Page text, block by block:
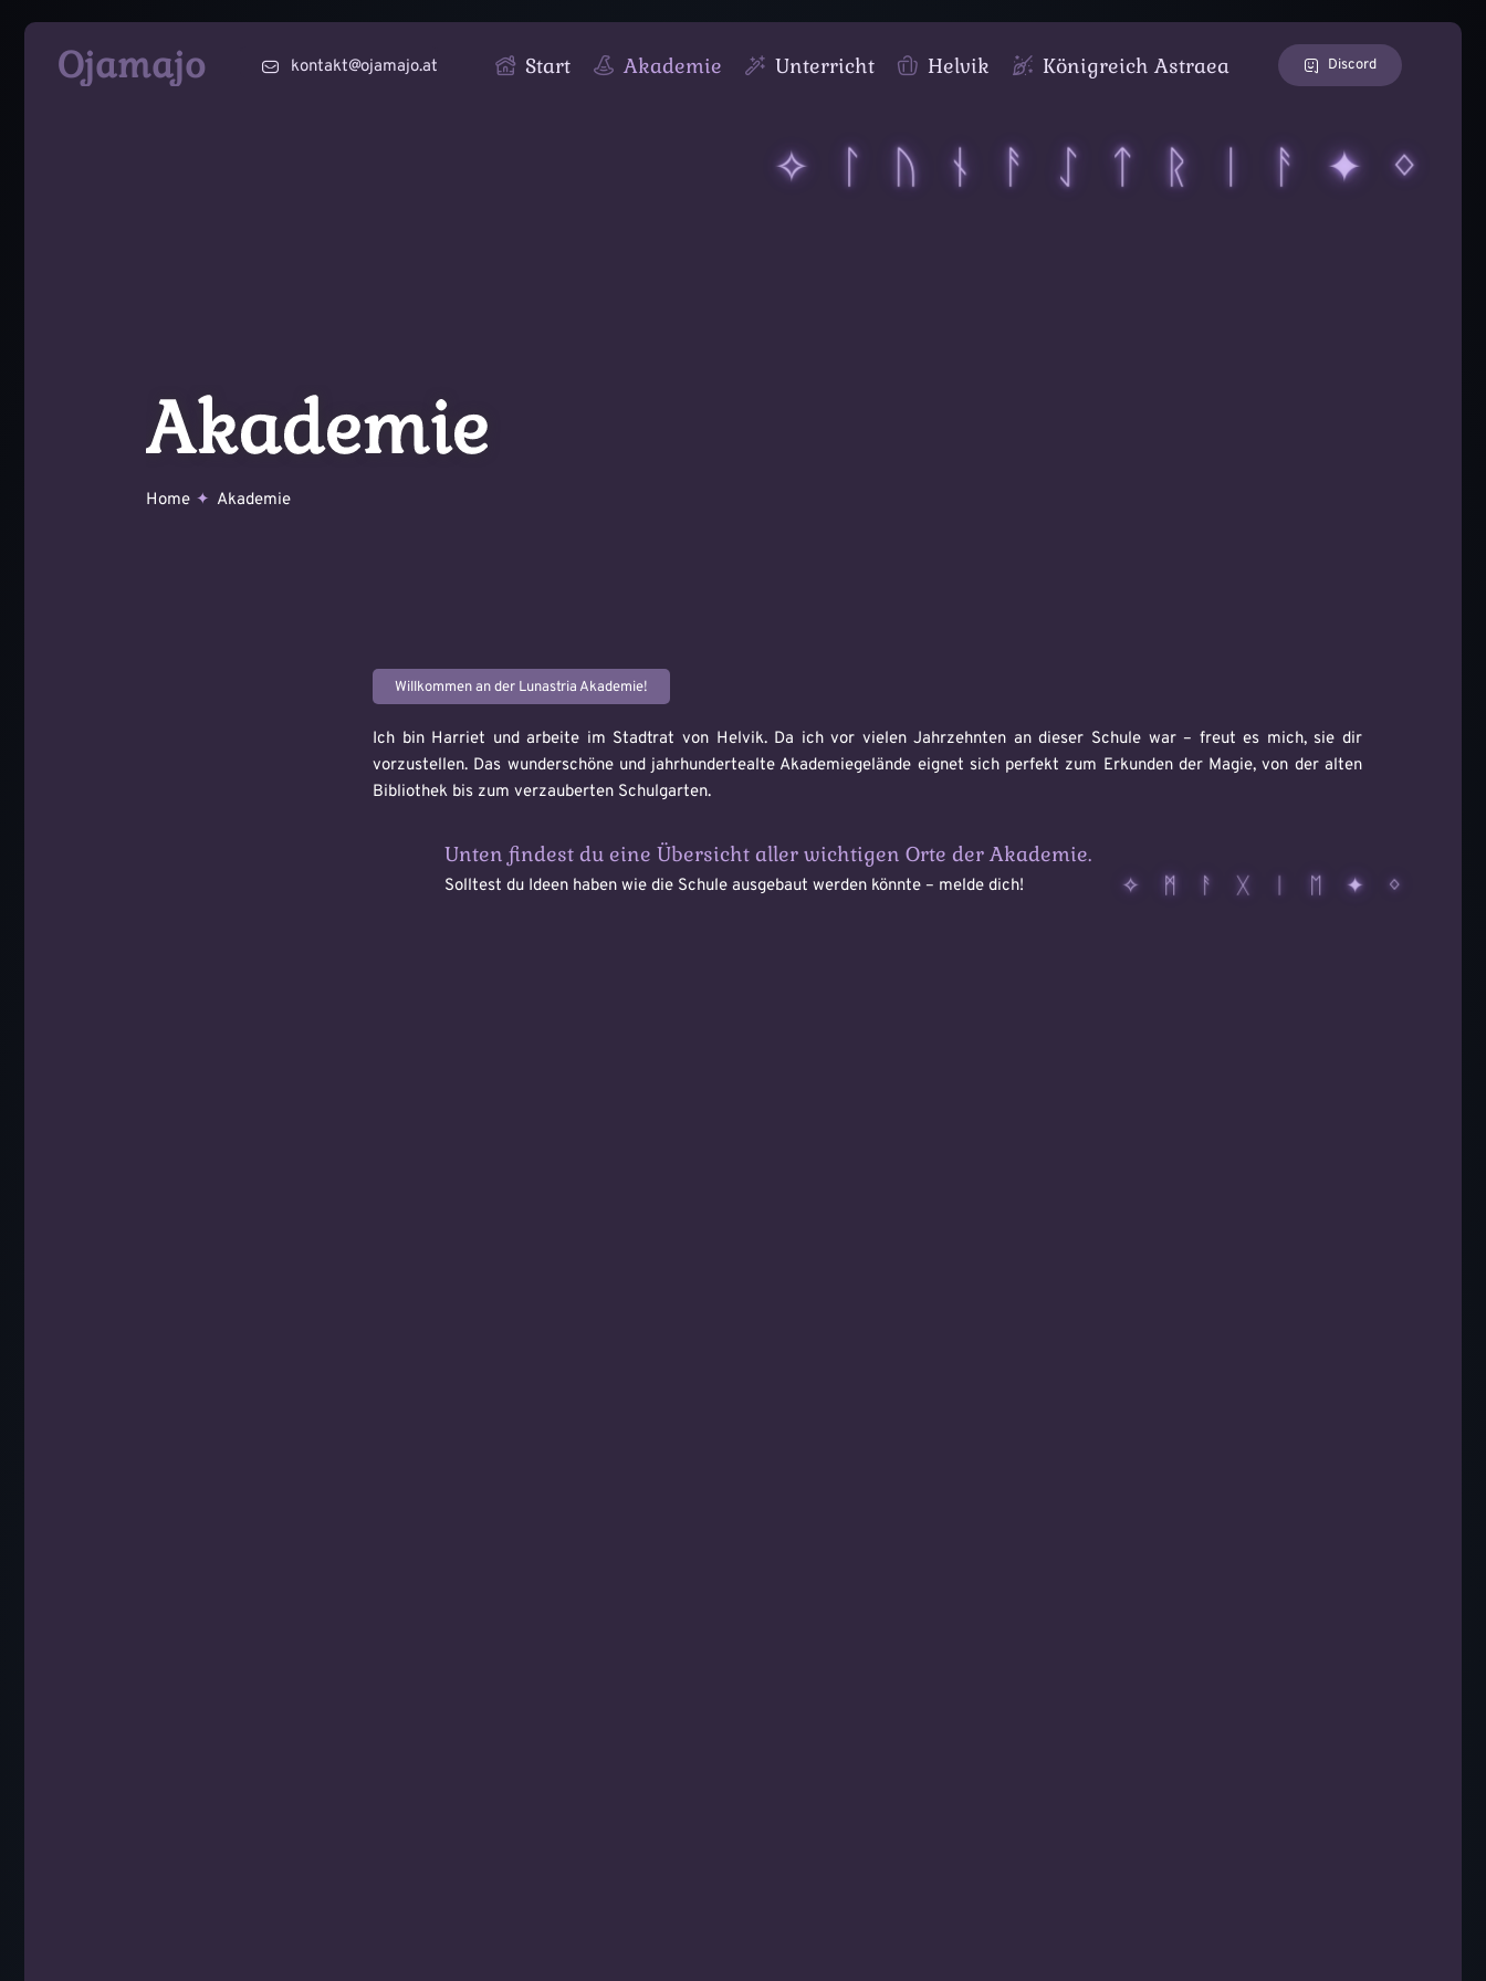
Zum
Ojamajo kontakt@ojamajo.at Start Akademie Unterricht Helvik Königreich Astraea Discord
Akademie
Home Akademie
Willkommen an der Lunastria Akademie!
Ich bin Harriet und arbeite im Stadtrat von Helvik. Da ich vor vielen Jahrzehnten an dieser Schule war – freut es mich, sie dir
vorzustellen. Das wunderschöne und jahrhundertealte Akademiegelände eignet sich perfekt zum Erkunden der Magie, von der alten
Bibliothek bis zum verzauberten Schulgarten.
Unten findest du eine Übersicht aller wichtigen Orte der Akademie.
Solltest du Ideen haben wie die Schule ausgebaut werden könnte – melde dich!